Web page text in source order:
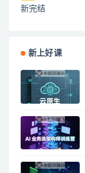
新完结
新上好课